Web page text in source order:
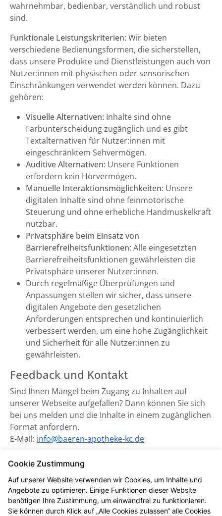
wahrnehmbar, bedienbar, verständlich und robust
sind.
Funktionale Leistungskriterien: Wir bieten
verschiedene Bedienungsformen, die sicherstellen,
dass unsere Produkte und Dienstleistungen auch von
Nutzer:innen mit physischen oder sensorischen
Einschränkungen verwendet werden können. Dazu
gehören:
Visuelle Alternativen: Inhalte sind ohne
Farbunterscheidung zugänglich und es gibt
Textalternativen für Nutzer:innen mit
eingeschränktem Sehvermögen.
Auditive Alternativen: Unsere Funktionen
erfordern kein Hörvermögen.
Manuelle Interaktionsmöglichkeiten: Unsere
digitalen Inhalte sind ohne feinmotorische
Steuerung und ohne erhebliche Handmuskelkraft
nutzbar.
Privatsphäre beim Einsatz von
Barrierefreiheitsfunktionen: Alle eingesetzten
Barrierefreiheitsfunktionen gewährleisten die
Privatsphäre unserer Nutzer:innen.
Durch regelmäßige Überprüfungen und
Anpassungen stellen wir sicher, dass unsere
digitalen Angebote den gesetzlichen
Anforderungen entsprechen und kontinuierlich
verbessert werden, um eine hohe Zugänglichkeit
und Sicherheit für alle Nutzer:innen zu
gewährleisten.
Feedback und Kontakt
Sind Ihnen Mängel beim Zugang zu Inhalten auf
unserer Webseite aufgefallen? Dann können Sie sich
bei uns melden und die Inhalte in einem zugänglichen
Format anfordern.
E-Mail: info@baeren-apotheke-kc.de
Zuständige Marktüberwachungsbehörde:
Marktüberwachungsstelle der Länder für die
Barrierefreiheit von Produkten und Dienstleistungen
(MLBF) in Magdeburg, Sachsen-Anhalt.
Cookie Zustimmung
Auf unserer Website verwenden wir Cookies, um Inhalte und
Angebote zu optimieren. Einige Funktionen dieser Website
benötigen Ihre Zustimmung, um einwandfrei zu funktionieren.
Sie können durch Klick auf „Alle Cookies zulassen“ alle Cookies